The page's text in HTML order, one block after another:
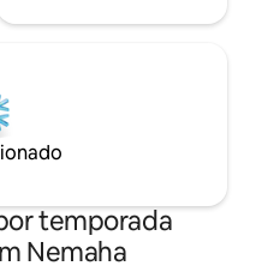
temporada
Nemaha